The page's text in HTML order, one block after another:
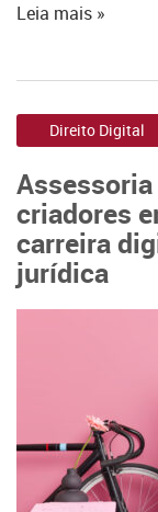
Leia mais »
Direito Digital
criadores
carreira
jurídica